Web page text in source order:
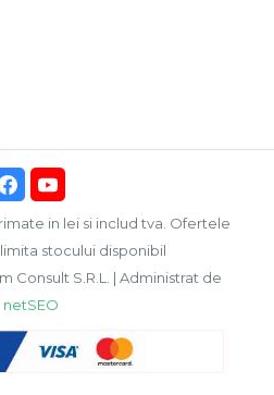
in lei si includ tva. Ofertele
stocului disponibil
Consult S.R.L. | Administrat de
netSEO